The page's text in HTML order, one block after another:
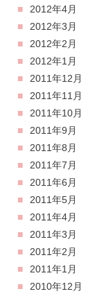
2012年4月
2012年3月
2012年2月
2012年1月
2011年12月
2011年11月
2011年10月
2011年9月
2011年8月
2011年7月
2011年6月
2011年5月
2011年4月
2011年3月
2011年2月
2011年1月
2010年12月